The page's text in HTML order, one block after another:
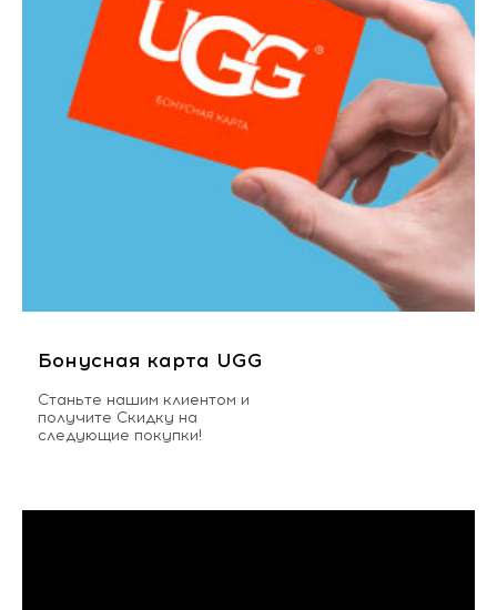
Бонусная карта UGG
Станьте нашим клиентом и
получите Скидку на
следующие покупки!